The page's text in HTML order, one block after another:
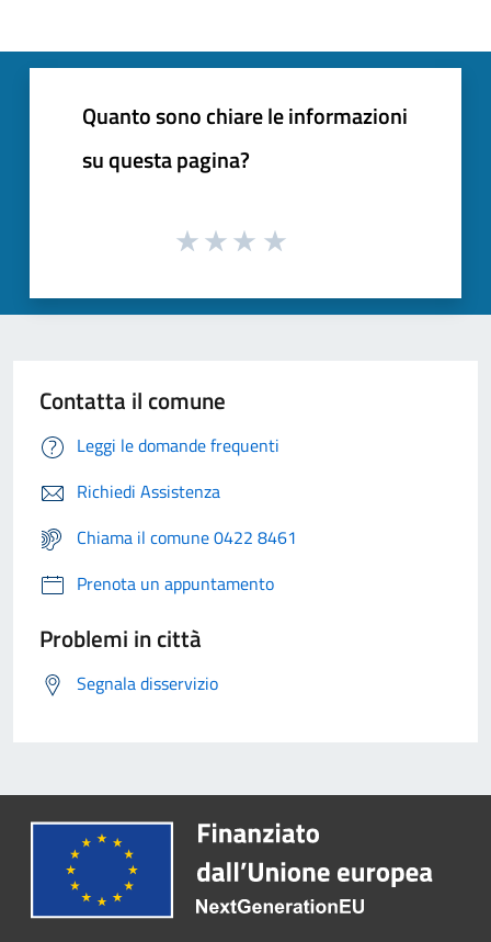
Quanto sono chiare le informazioni
su questa pagina?
Contatta il comune
Leggi le domande frequenti
Richiedi Assistenza
Chiama il comune 0422 8461
Prenota un appuntamento
Problemi in città
Segnala disservizio